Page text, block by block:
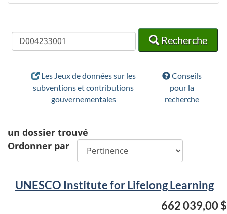
Recherche
Recherche
Recherche
Les Jeux de données sur les
subventions et contributions
gouvernementales
Conseils
pour la
recherche
un dossier trouvé
Ordonner par
UNESCO Institute for Lifelong Learning
662 039,00 $